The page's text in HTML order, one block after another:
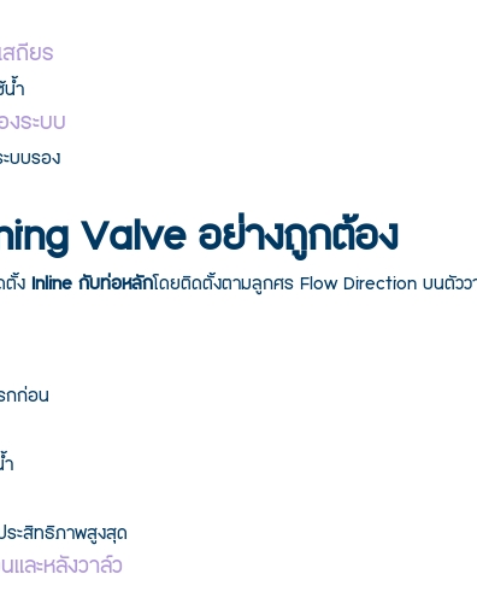
สถียร
น้ำ
ระบบ
บบรอง
Valve อย่างถูกต้อง
ตั้ง Inline กับท่อหลักโดยติดตั้งตามลูกศร Flow Direction บนตัวว
กก่อน
ระสิทธิภาพสูงสุด
ละหลังวาล์ว